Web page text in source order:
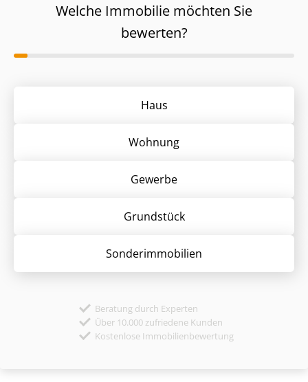
Welche Immobilie möchten Sie
bewerten?
Haus
Wohnung
Gewerbe
Grund­stück
Sonder­immobilien
Beratung durch Experten
Über 10.000 zufriedene Kunden
Kostenlose Immobilienbewertung